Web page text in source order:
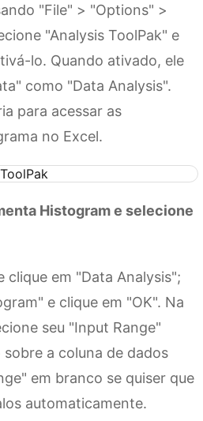
"File" > "Options" >
"Analysis ToolPak" e
lo. Quando ativado, ele
como "Data Analysis".
para acessar as
no Excel.
Histogram e selecione
clique em "Data Analysis";
e clique em "OK". Na
seu "Input Range"
a coluna de dados
em branco se quiser que
automaticamente.